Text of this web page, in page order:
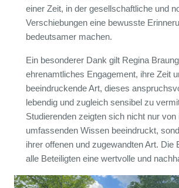
einer Zeit, in der gesellschaftliche und
Verschiebungen eine bewusste
bedeutsamer machen.
Ein besonderer Dank gilt Regina
ehrenamtliches Engagement, ihre Zeit
beeindruckende Art, dieses
lebendig und zugleich sensibel zu
Studierenden zeigten sich nicht nur von
umfassenden Wissen beeindruckt,
ihrer offenen und zugewandten Art. Die
alle Beteiligten eine wertvolle und